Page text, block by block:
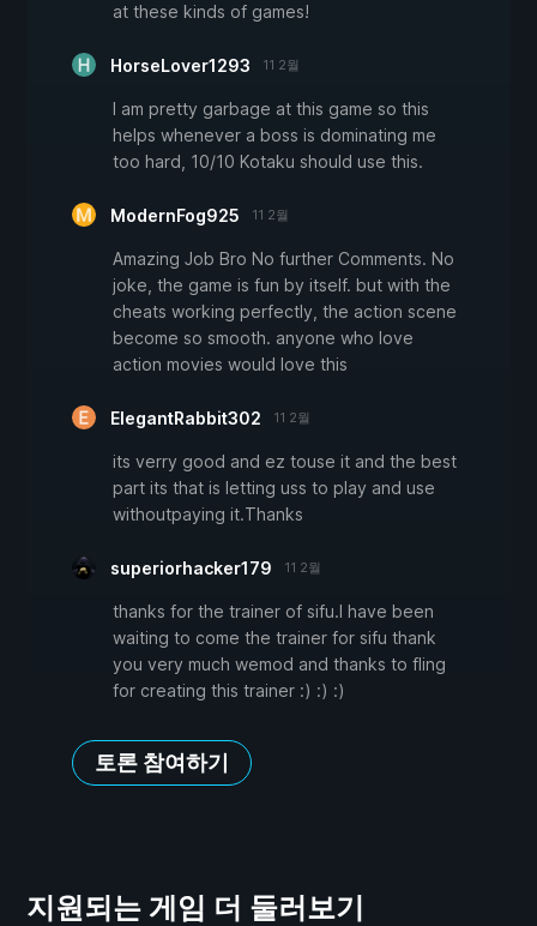
at these kinds of games!
HorseLover1293 11 2월
I am pretty garbage at this game so this
helps whenever a boss is dominating me
too hard, 10/10 Kotaku should use this.
ModernFog925 11 2월
Amazing Job Bro No further Comments. No
joke, the game is fun by itself. but with the
cheats working perfectly, the action scene
become so smooth. anyone who love
action movies would love this
ElegantRabbit302 11 2월
its verry good and ez touse it and the best
part its that is letting uss to play and use
withoutpaying it.Thanks
superiorhacker179 11 2월
thanks for the trainer of sifu.I have been
waiting to come the trainer for sifu thank
you very much wemod and thanks to fling
for creating this trainer :) :) :)
토론 참여하기
지원되는 게임 더 둘러보기